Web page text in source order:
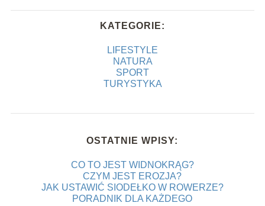
KATEGORIE:
LIFESTYLE
NATURA
SPORT
TURYSTYKA
OSTATNIE WPISY:
CO TO JEST WIDNOKRĄG?
CZYM JEST EROZJA?
JAK USTAWIĆ SIODEŁKO W ROWERZE?
PORADNIK DLA KAŻDEGO